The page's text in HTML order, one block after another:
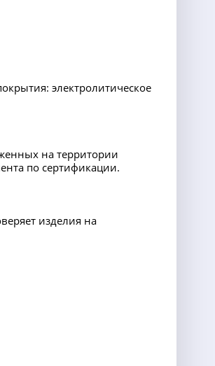
электролитическое
на территории
по сертификации.
изделия на